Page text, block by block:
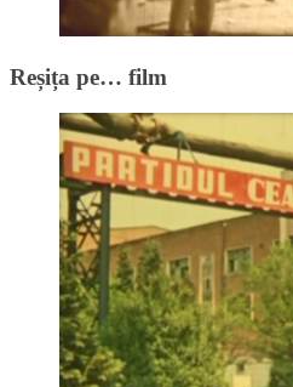
Reșița pe… film